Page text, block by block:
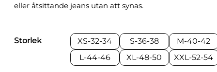
eller åtsittande jeans utan att synas.
Storlek XS-32-34 S-36-38
M-40-42
L-44-46
XL-48-50 XXL-52-54